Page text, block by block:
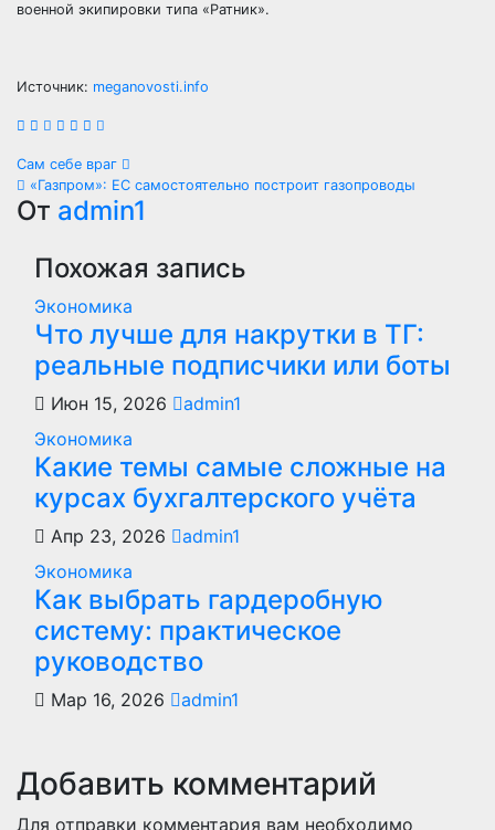
военной экипировки типа «Ратник».
Источник: meganovosti.info
Навигация
по
записям
Сам себе враг
«Газпром»: ЕС самостоятельно построит газопроводы
От admin1
Похожая запись
Экономика
Что лучше для накрутки в ТГ:
реальные подписчики или боты
Июн 15, 2026
admin1
Экономика
Какие темы самые сложные на
курсах бухгалтерского учёта
Апр 23, 2026
admin1
Экономика
Как выбрать гардеробную
систему: практическое
руководство
Мар 16, 2026 admin1
Добавить комментарий
Для отправки комментария вам необходимо